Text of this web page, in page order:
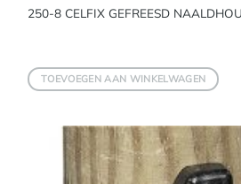
250-8 CELFIX GEFREESD
TOEVOEGEN AAN WINKELWAGEN